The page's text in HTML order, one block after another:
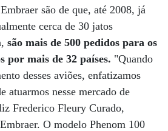
são de que, até 2008, já
cerca de 30 jatos
são mais de 500 pedidos para os
por mais de 32 países. "Quando
desses aviões, enfatizamos
atuarmos nesse mercado de
Frederico Fleury Curado,
O modelo Phenom 100